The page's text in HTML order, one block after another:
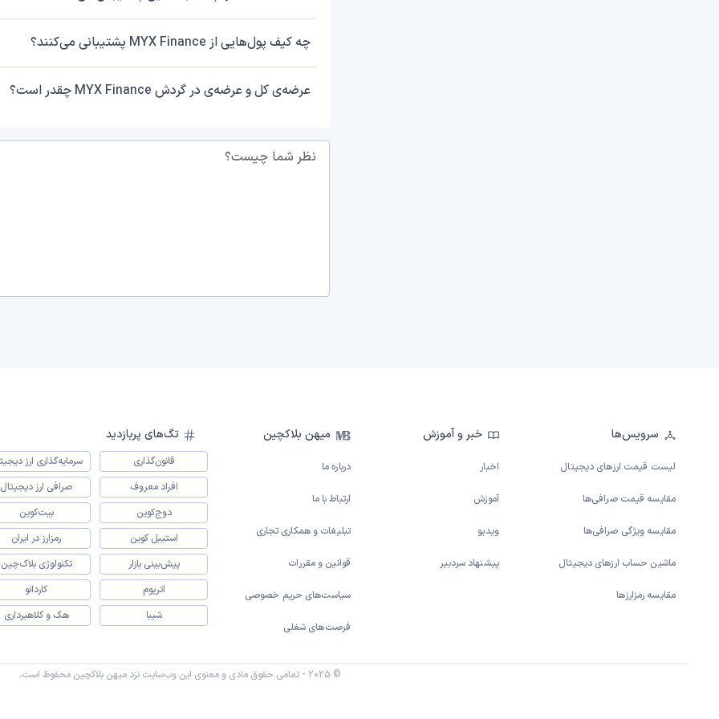
چه کیف پول‌هایی از MYX Finance پشتیبانی می‌کنند؟
عرضه‌ی کل و عرضه‌ی در گردش MYX Finance چقدر است؟
نظر شما چیست؟
سرویس‌ها
لیست قیمت ارزهای دیجیتال
مقایسه قیمت صرافی‌ها
مقایسه ویژگی صرافی‌ها
ماشین حساب ارزهای دیجیتال
مقایسه رمزارزها
خبر و آموزش
اخبار
آموزش
ویدیو
پیشنهاد سردبیر
میهن بلاکچین
درباره ما
ارتباط با ما
تبلیغات و همکاری تجاری
قوانین و مقررات
سیاست‌های حریم خصوصی
فرصت‌های شغلی
تگ‌های پربازدید
قانون‌گذاری
سرمایه‌گذاری ارز
افراد معروف
صرافی ارز دیجیتال
دوج‌کوین
بیت‌کوین
استیبل کوین
رمزارز در ایران
پیش‌بینی بازار
تکنولوژی بلاک‌چین
اتریوم
کاردانو
شیبا
هک و کلاهبرداری
© 2025 - تمامی حقوق مادی و معنوی این وب‌سایت نزد میهن بلاکچین محفوظ است.